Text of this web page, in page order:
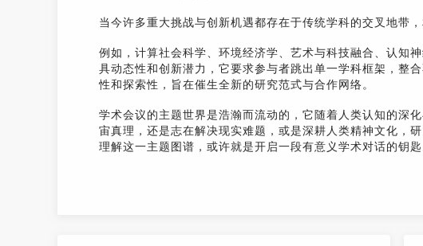
当今许多重大挑战与创新机遇都存在于传统学科的交叉地带
例如，计算社会科学、环境经济学、艺术与科技融合、认知
具动态性和创新潜力，它要求参与者跳出单一学科框架，整
性和探索性，旨在催生全新的研究范式与合作网络。
学术会议的主题世界是浩瀚而流动的，它随着人类认知的深
宙真理，还是志在解决现实难题，或是深耕人类精神文化，
理解这一主题图谱，或许就是开启一段有意义学术对话的钥匙